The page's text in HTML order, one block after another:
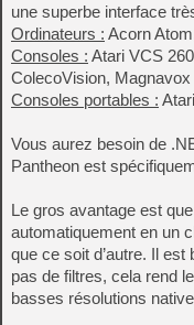
une superbe interface
Ordinateurs : Acorn
Consoles : Atari VCS
ColecoVision,
Consoles portables :
Vous aurez besoin de
Pantheon est
Le gros avantage est
automatiquement en un
que ce soit d’autre. Il
pas de filtres, cela rend
basses résolutions